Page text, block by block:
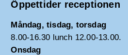
Öppettider receptionen
Måndag, tisdag, torsdag
8.00-16.30 lunch 12.00-13.00.
Onsdag